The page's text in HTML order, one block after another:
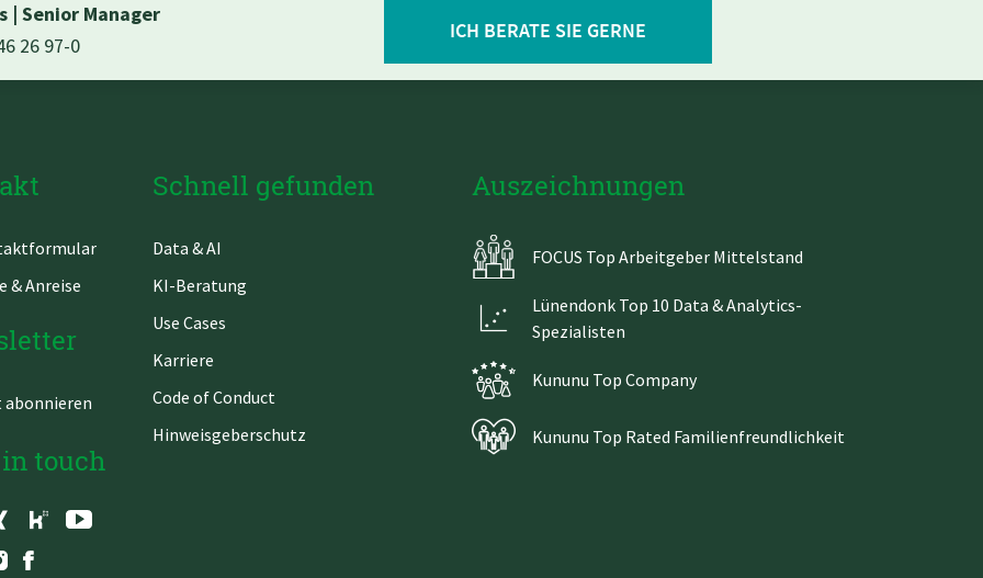
| Senior Manager
26 97-0
ICH BERATE SIE GERNE
& Anreise
touch
Schnell gefunden
Navigation
Data & AI
KI-Beratung
Use Cases
Karriere
Code of Conduct
Hinweisgeberschutz
Auszeichnungen
FOCUS Top Arbeitgeber Mittelstand
Lünendonk Top 10 Data & Analytics-
Spezialisten
Kununu Top Company
Kununu Top Rated Familienfreundlichkeit